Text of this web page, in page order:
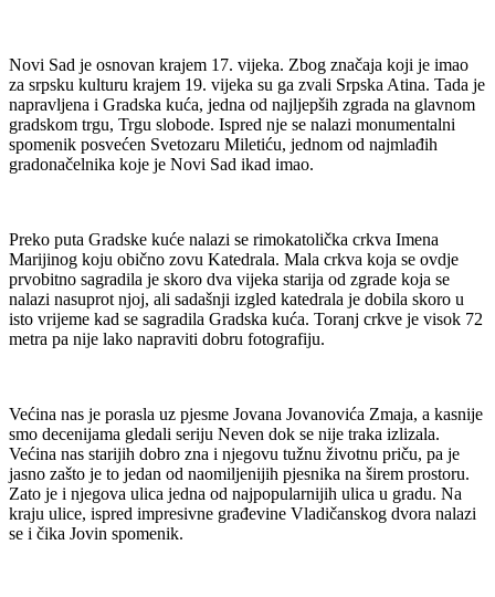
Novi Sad je osnovan krajem 17. vijeka. Zbog značaja koji je imao
za srpsku kulturu krajem 19. vijeka su ga zvali Srpska Atina. Tada je
napravljena i Gradska kuća, jedna od najljepših zgrada na glavnom
gradskom trgu, Trgu slobode. Ispred nje se nalazi monumentalni
spomenik posvećen Svetozaru Miletiću, jednom od najmlađih
gradonačelnika koje je Novi Sad ikad imao.
Preko puta Gradske kuće nalazi se rimokatolička crkva Imena
Marijinog koju obično zovu Katedrala. Mala crkva koja se ovdje
prvobitno sagradila je skoro dva vijeka starija od zgrade koja se
nalazi nasuprot njoj, ali sadašnji izgled katedrala je dobila skoro u
isto vrijeme kad se sagradila Gradska kuća. Toranj crkve je visok 72
metra pa nije lako napraviti dobru fotografiju.
Većina nas je porasla uz pjesme Jovana Jovanovića Zmaja, a kasnije
smo decenijama gledali seriju Neven dok se nije traka izlizala.
Većina nas starijih dobro zna i njegovu tužnu životnu priču, pa je
jasno zašto je to jedan od naomiljenijih pjesnika na širem prostoru.
Zato je i njegova ulica jedna od najpopularnijih ulica u gradu. Na
kraju ulice, ispred impresivne građevine Vladičanskog dvora nalazi
se i čika Jovin spomenik.